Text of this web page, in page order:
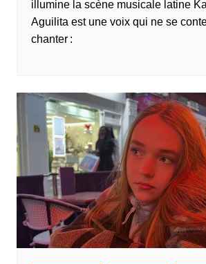
illumine la scène musicale latine
Aguilita est une voix qui ne se
chanter :